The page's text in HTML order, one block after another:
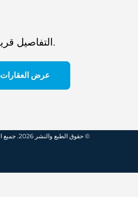
التفاصيل قريباً.
عرض العقارات
© حقوق الطبع والنشر 2026. جميع الحقوق محفوظة.